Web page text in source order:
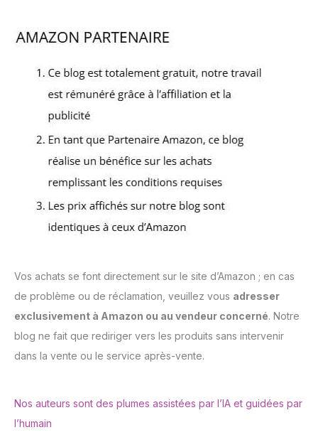
Vos achats se font directement sur le site d’Amazon ; en cas
de problème ou de réclamation, veuillez vous adresser
exclusivement à Amazon ou au vendeur concerné. Notre
blog ne fait que rediriger vers les produits sans intervenir
dans la vente ou le service après-vente.
Nos auteurs sont des plumes assistées par l’IA et guidées par
l’humain